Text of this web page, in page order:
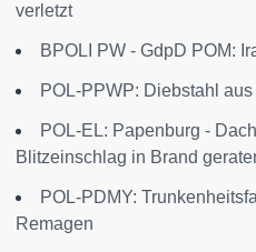
verletzt
BPOLI PW - GdpD POM:
POL-PPWP: Diebstahl
POL-EL: Papenburg -
Blitzeinschlag in Brand
POL-PDMY:
Remagen